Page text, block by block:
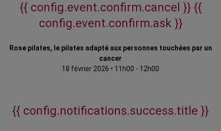
{{ config.event.confirm.cancel }} {{
config.event.confirm.ask }}
Rose pilates, le pilates adapté aux personnes touchées par un
cancer
18 février 2026 • 11h00 - 12h00
{{ config.notifications.success.title }}